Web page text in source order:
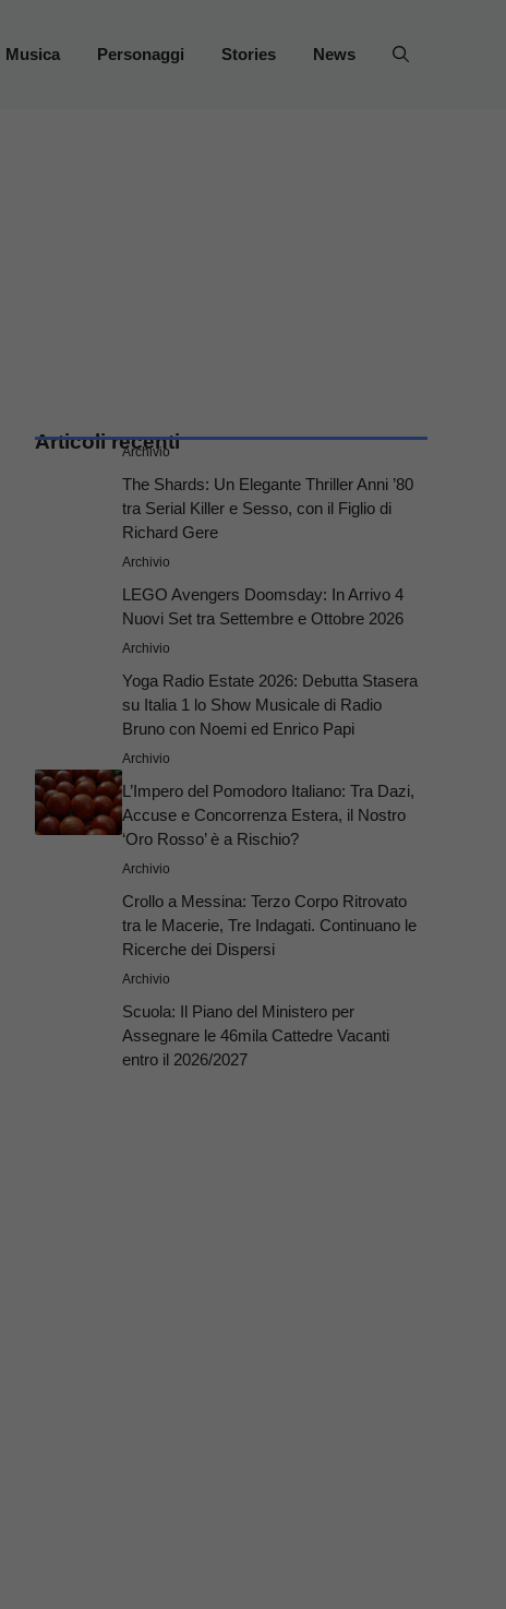
Musica Personaggi Stories News
Articoli recenti
Archivio
The Shards: Un Elegante Thriller Anni ’80
tra Serial Killer e Sesso, con il Figlio di
Richard Gere
Archivio
LEGO Avengers Doomsday: In Arrivo 4
Nuovi Set tra Settembre e Ottobre 2026
Archivio
Yoga Radio Estate 2026: Debutta Stasera
su Italia 1 lo Show Musicale di Radio
Bruno con Noemi ed Enrico Papi
Archivio
L’Impero del Pomodoro Italiano: Tra Dazi,
Accuse e Concorrenza Estera, il Nostro
‘Oro Rosso’ è a Rischio?
Archivio
Crollo a Messina: Terzo Corpo Ritrovato
tra le Macerie, Tre Indagati. Continuano le
Ricerche dei Dispersi
Archivio
Scuola: Il Piano del Ministero per
Assegnare le 46mila Cattedre Vacanti
entro il 2026/2027